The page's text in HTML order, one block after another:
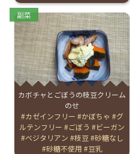
Categories:
副菜
カボチャとごぼうの枝豆クリーム
のせ
Tags:
カゼインフリー かぼちゃ
グ
ルテンフリー
ごぼう
ビーガン
ベジタリアン
枝豆 砂糖なし
砂糖不使用
豆乳